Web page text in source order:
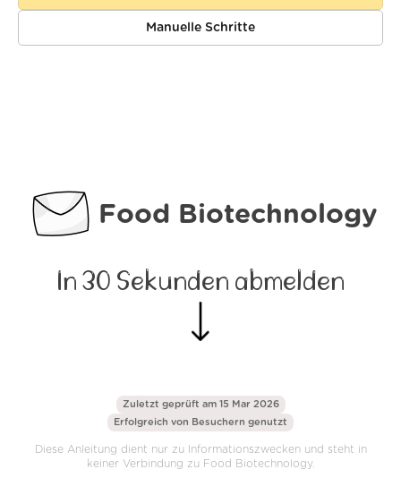
Manuelle Schritte
Food Biotechnology
In 30 Sekunden abmelden
Zuletzt geprüft am 15 Mar 2026
Erfolgreich von Besuchern genutzt
Diese Anleitung dient nur zu Informationszwecken und steht in
keiner Verbindung zu Food Biotechnology.